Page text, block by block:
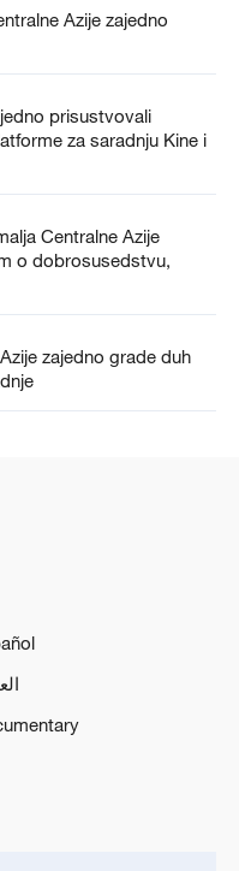
Azije zajedno
prisustvovali
za saradnju Kine i
Centralne Azije
o dobrosusedstvu,
zajedno grade duh